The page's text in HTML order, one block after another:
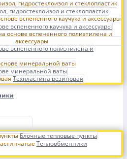
гидростеклоизол и стеклопластик
вспененного каучука и аксессуары
вспененного полиэтилена и
минеральной ваты
Техпластина резиновая
Блочные тепловые пункты
Теплообменники